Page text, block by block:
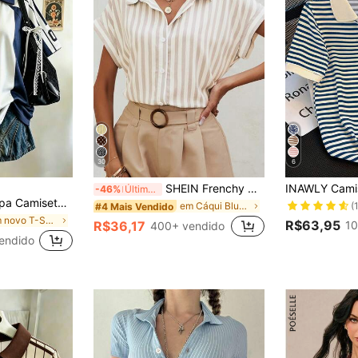
Listrada, Gola Lapela em V, Ombros Caídos, Manga Curta, Estilo Minimalista, Presente para Amiga
em novo T-Shirts Mulher
30
-46% Últimos 2 dias SHEIN Frenchy Camisa Listrada de Manga Curta Tipo Morcego, Blusas de Manga Curta
#4 Mais Vendido em Cáqui Blusas de escritório macias
R$36,17 400+ vendido
6
R$63,95